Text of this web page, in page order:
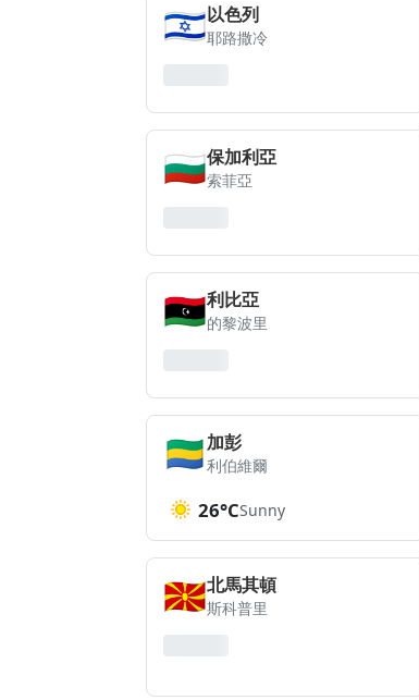
🇮🇱以色列
耶路撒冷
🇧🇬保加利亞
索菲亞
🇱🇾利比亞
的黎波里
🇬🇦加彭
利伯維爾
26°CSunny
🇲🇰北馬其頓
斯科普里